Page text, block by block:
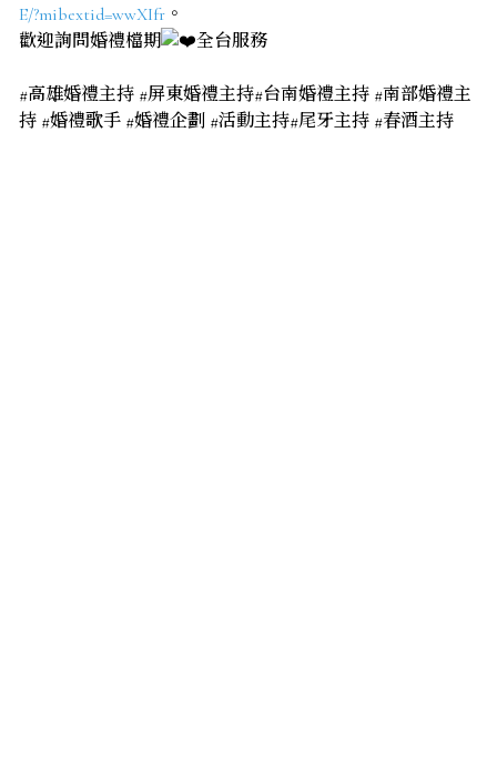
E/?mibextid=wwXIfr 。
歡迎詢問婚禮檔期
全台服務
#高雄婚禮主持 #屏東婚禮主持#台南婚禮主持 #南部婚禮主
持 #婚禮歌手 #婚禮企劃 #活動主持#尾牙主持 #春酒主持